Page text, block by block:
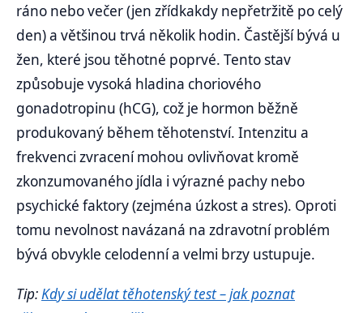
ráno nebo večer (jen zřídkakdy nepřetržitě po celý
den) a většinou trvá několik hodin. Častější bývá u
žen, které jsou těhotné poprvé. Tento stav
způsobuje vysoká hladina choriového
gonadotropinu (hCG), což je hormon běžně
produkovaný během těhotenství. Intenzitu a
frekvenci zvracení mohou ovlivňovat kromě
zkonzumovaného jídla i výrazné pachy nebo
psychické faktory (zejména úzkost a stres). Oproti
tomu nevolnost navázaná na zdravotní problém
bývá obvykle celodenní a velmi brzy ustupuje.
Tip:Kdy si udělat těhotenský test – jak poznat